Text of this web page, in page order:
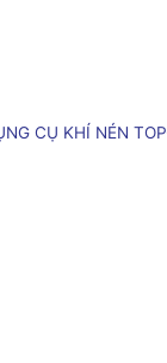
CỤ KHÍ NÉN